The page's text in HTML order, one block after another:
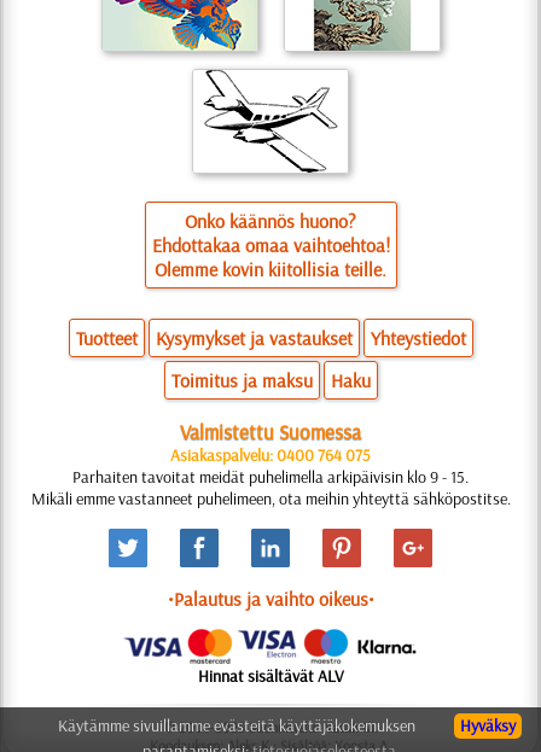
Onko käännös huono?
Ehdottakaa omaa vaihtoehtoa!
Olemme kovin kiitollisia teille.
Tuotteet Kysymykset ja vastaukset
Yhteystiedot
Toimitus ja maksu
Haku
Valmistettu Suomessa
Asiakaspalvelu: 0400 764 075
Parhaiten tavoitat meidät puhelimella arkipäivisin klo 9 - 15.
Mikäli emme vastanneet puhelimeen, ota meihin yhteyttä sähköpostitse.
•Palautus ja vaihto oikeus•
Hinnat sisältävät ALV
© 2006-2025 Suunnittelu: Natali M.
Koodauksen: Aleks K.; Sisältöä: Konsta A.
Hyväksy
Käytämme sivuillamme evästeitä käyttäjäkokemuksen